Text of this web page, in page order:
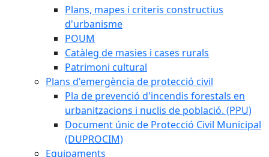
Plans, mapes i criteris constructius
d'urbanisme
POUM
Catàleg de masies i cases rurals
Patrimoni cultural
Plans d'emergència de protecció civil
Pla de prevenció d'incendis forestals en
urbanitzacions i nuclis de població. (PPU)
Document únic de Protecció Civil Municipal
(DUPROCIM)
Equipaments